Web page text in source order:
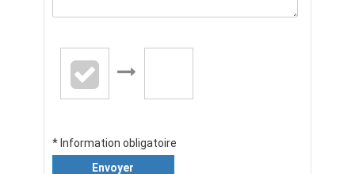
* Information obligatoire
Envoyer